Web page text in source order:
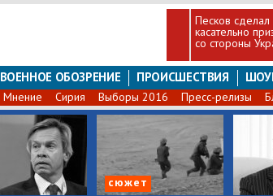
Песков
касательно
со стороны
ВОЕННОЕ ОБОЗРЕНИЕ ПРОИСШЕСТВИЯ
Мнение Сирия Выборы 2016 Пресс-релизы
сюжет